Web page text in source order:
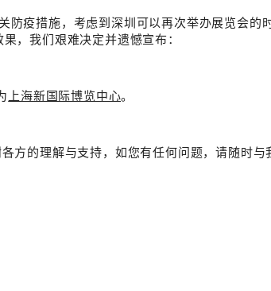
疫措施，考虑到深圳可以再次举办展览会的
，我们艰难决定并遗憾宣布：
上海新国际博览中心。
方的理解与支持，如您有任何问题，请随时与